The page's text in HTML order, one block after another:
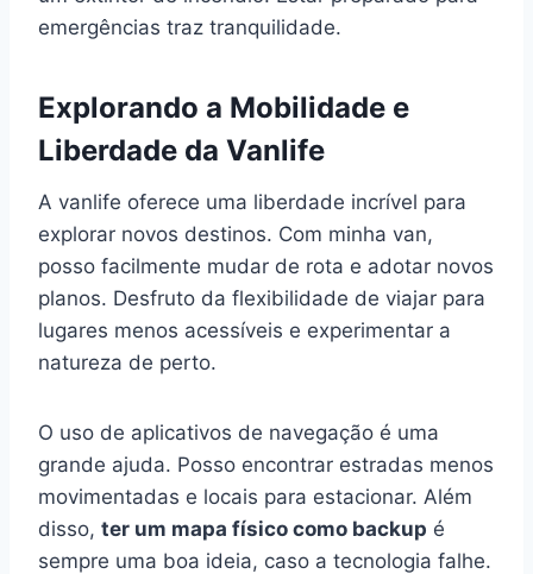
emergências traz tranquilidade.
Explorando a Mobilidade e
Liberdade da Vanlife
A vanlife oferece uma liberdade incrível para
explorar novos destinos. Com minha van,
posso facilmente mudar de rota e adotar novos
planos. Desfruto da flexibilidade de viajar para
lugares menos acessíveis e experimentar a
natureza de perto.
O uso de aplicativos de navegação é uma
grande ajuda. Posso encontrar estradas menos
movimentadas e locais para estacionar. Além
disso, ter um mapa físico como backup é
sempre uma boa ideia, caso a tecnologia falhe.